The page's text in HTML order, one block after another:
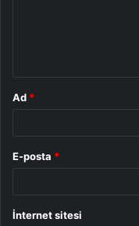
Ad *
E-posta *
İnternet sitesi